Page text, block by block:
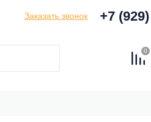
Заказать звонок +7
0